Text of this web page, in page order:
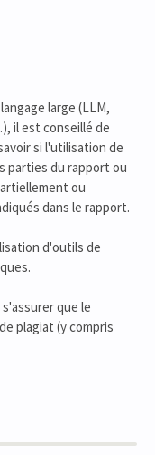
large (LLM,
il est conseillé de
si l'utilisation de
parties du rapport ou
ou
dans le rapport.
d'outils de
que le
plagiat (y compris